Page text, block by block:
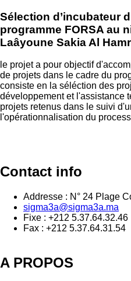
Sélection d’incubateur
programme FORSA au
Laâyoune Sakia Al
le projet a pour objectif
de projets dans le cadre du
consiste en la séléction des
développement et l'assistance
projets retenus dans le suivi
l'opérationnalisation du
Contact info
Addresse : N° 24 Plage
sigma3a@sigma3a.ma
Fixe : +212 5.37.64.32.46
Fax : +212 5.37.64.31.54
A PROPOS